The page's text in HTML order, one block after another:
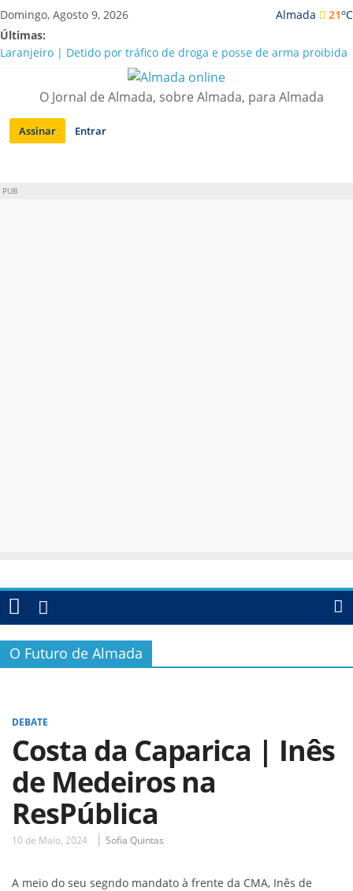
Saltar
para
conteúdo
Almada 21oC
Domingo, Agosto 9, 2026
Últimas:
Laranjeiro | Detido por tráfico de droga e posse de arma proibida
A “crise” da água em Almada: ilações e ensinamentos necessários
Costa da Caparica | Polícia Marítima e ASAE detectam
irregularidades em habitações e restaurantes
APA diz que falta de água em Almada “foi um problema de má
O Jornal de Almada, sobre Almada, para Almada
Assinar Entrar
PUB
O Futuro de Almada
DEBATE
Costa da Caparica | Inês
de Medeiros na
ResPública
10 de Maio, 2024 Sofia Quintas
A meio do seu segndo mandato à frente da CMA, Inês de